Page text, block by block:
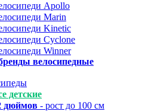
Apollo
Marin
Kinetic
Cyclone
Winner
велосипедные
детские
дюймов - рост до 100 см